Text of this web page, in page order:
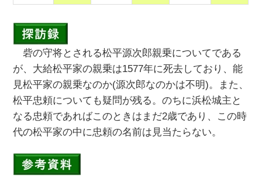
砦の守将とされる松平源次郎親乗についてである
が、大給松平家の親乗は1577年に死去しており、能
見松平家の親乗なのか(源次郎なのかは不明)。また、
松平忠頼についても疑問が残る。のちに浜松城主と
なる忠頼であればこのときはまだ2歳であり、この時
代の松平家の中に忠頼の名前は見当たらない。